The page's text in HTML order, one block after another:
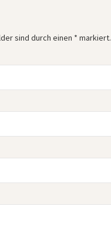
sind durch einen * markiert.